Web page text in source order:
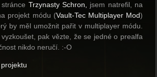
Trzynasty Schron, jsem natrefil, na
projekt módu (Vault-Tec Multiplayer Mod)
by měl umožnit pařit v multiplayer módu.
pak vězte, že se jedné o prealfa
nikdo neručí. :-O